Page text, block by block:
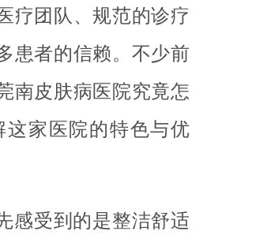
疗团队、规范的诊疗
患者的信赖。不少前
南皮肤病医院究竟怎
家医院的特色与优
感受到的是整洁舒适